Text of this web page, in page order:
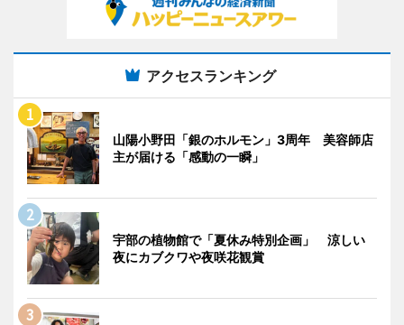
アクセスランキング
山陽小野田「銀のホルモン」3周年 美容師店
主が届ける「感動の一瞬」
宇部の植物館で「夏休み特別企画」 涼しい
夜にカブクワや夜咲花観賞